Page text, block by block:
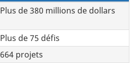
Plus de 380 millions de dollars
Plus de 75 défis
664 projets